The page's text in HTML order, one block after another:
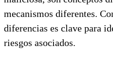
mecanismos diferentes.
diferencias es clave para
riesgos asociados.